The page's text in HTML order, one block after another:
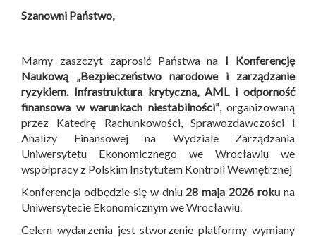
Szanowni Państwo,
Mamy zaszczyt zaprosić Państwa na I Konferencję
Naukową „Bezpieczeństwo narodowe i zarządzanie
ryzykiem. Infrastruktura krytyczna, AML i odporność
finansowa w warunkach niestabilności”, organizowaną
przez Katedrę Rachunkowości, Sprawozdawczości i
Analizy Finansowej na Wydziale Zarządzania
Uniwersytetu Ekonomicznego we Wrocławiu we
współpracy z Polskim Instytutem Kontroli Wewnętrznej
Konferencja odbędzie się w dniu 28 maja 2026 roku na
Uniwersytecie Ekonomicznym we Wrocławiu.
Celem wydarzenia jest stworzenie platformy wymiany